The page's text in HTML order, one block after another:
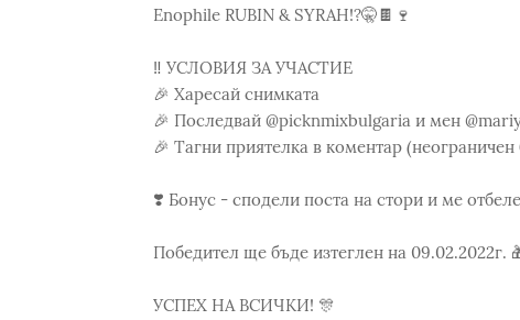
Enophile RUBIN & SYRAH!?🤫🍫🍷
‼️ УСЛОВИЯ ЗА УЧАСТИЕ
🎉 Харесай снимката
🎉 Последвай @picknmixbulgaria и мен
🎉 Тагни приятелка в коментар
❣️ Бонус - сподели поста на стори и ме
Победител ще бъде изтеглен на 09.02.2022г.
УСПЕХ НА ВСИЧКИ! 🎊